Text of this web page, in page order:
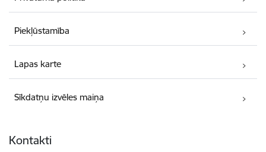
Piekļūstamība
Lapas karte
Sīkdatņu izvēles maiņa
Kontakti